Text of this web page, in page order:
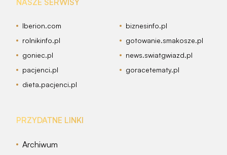
NASZE SERWISY
Iberion.com
biznesinfo.pl
rolnikinfo.pl
gotowanie.smakosze.pl
goniec.pl
news.swiatgwiazd.pl
pacjenci.pl
goracetematy.pl
dieta.pacjenci.pl
PRZYDATNE LINKI
Archiwum